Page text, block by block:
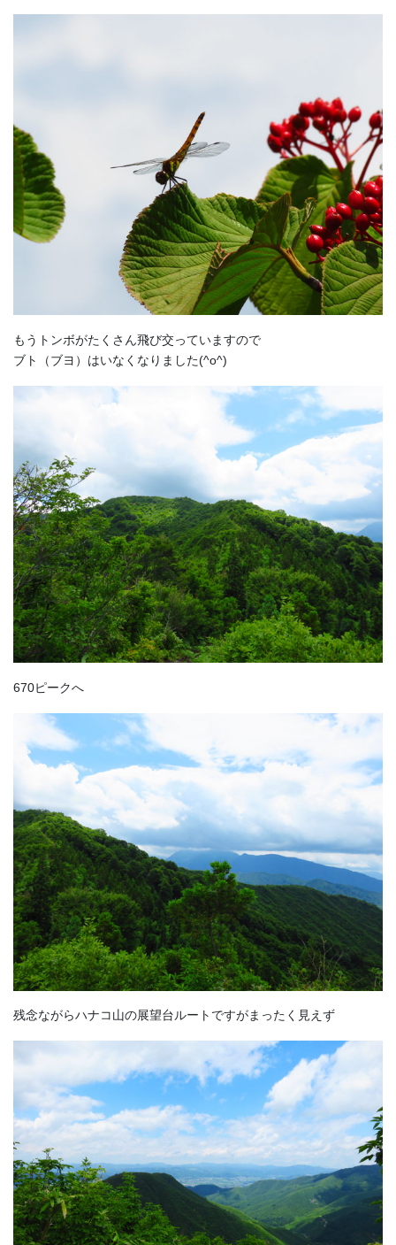
もうトンボがたくさん飛び交っていますので
ブト（ブヨ）はいなくなりました(^o^)
670ピークへ
残念ながらハナコ山の展望台ルートですがまったく見えず